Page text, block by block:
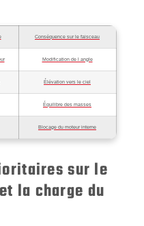
Conséquence sur le faisceau
Modification de l angle
Élévation vers le ciel
Équilibre des masses
Blocage du moteur interne
sur le
la charge du